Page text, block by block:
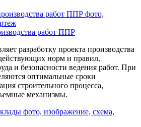
работ ППР
разработку проекта производства
норм и правил,
и безопасности ведения работ. При
оптимальные сроки
строительного процесса,
механизмы.